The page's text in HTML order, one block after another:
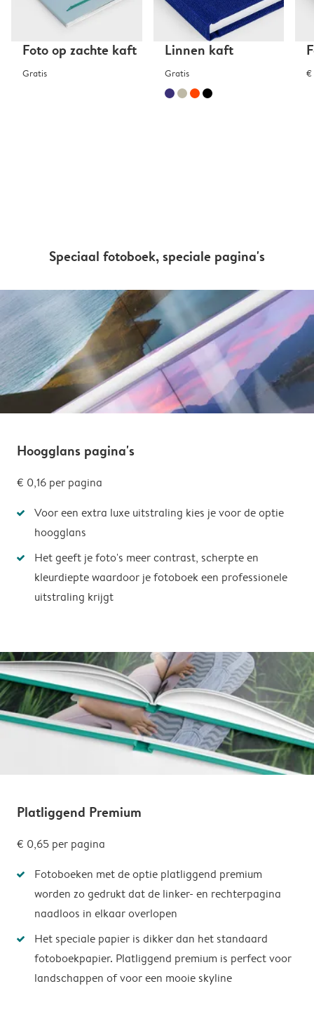
Foto op zachte kaft
Gratis
Linnen kaft
Gratis €
Speciaal fotoboek, speciale pagina's
Hoogglans pagina's
€ 0,16 per pagina
Voor een extra luxe uitstraling kies je voor de optie
hoogglans
Het geeft je foto's meer contrast, scherpte en
kleurdiepte waardoor je fotoboek een professionele
uitstraling krijgt
Platliggend Premium
€ 0,65 per pagina
Fotoboeken met de optie platliggend premium
worden zo gedrukt dat de linker- en rechterpagina
naadloos in elkaar overlopen
Het speciale papier is dikker dan het standaard
fotoboekpapier. Platliggend premium is perfect voor
landschappen of voor een mooie skyline